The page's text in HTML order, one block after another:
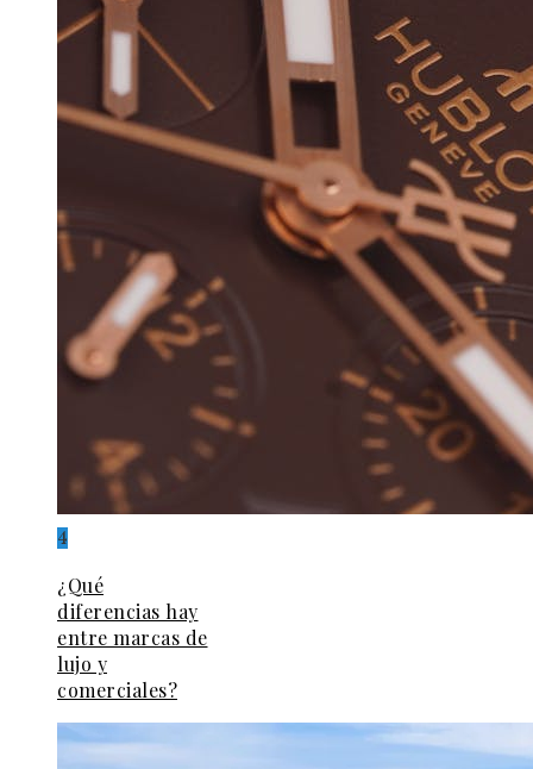
4
¿Qué
diferencias hay
entre marcas de
lujo y
comerciales?